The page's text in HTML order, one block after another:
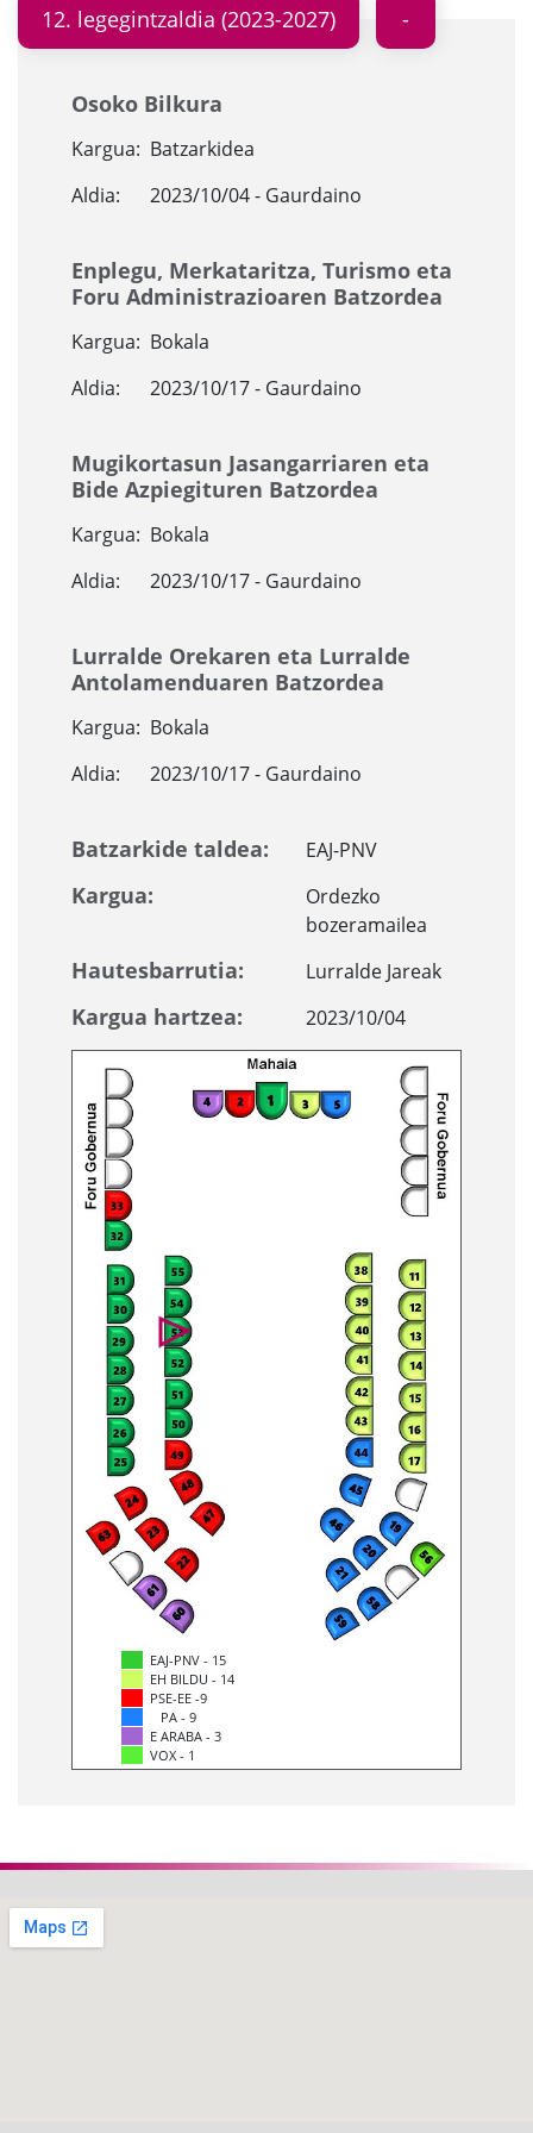
12. legegintzaldia (2023-2027)
Osoko Bilkura
Kargua: Batzarkidea
Aldia:
2023/10/04 - Gaurdaino
Enplegu, Merkataritza, Turismo eta
Foru Administrazioaren Batzordea
Kargua: Bokala
Aldia:
2023/10/17 - Gaurdaino
Mugikortasun Jasangarriaren eta
Bide Azpiegituren Batzordea
Kargua: Bokala
Aldia:
2023/10/17 - Gaurdaino
Lurralde Orekaren eta Lurralde
Antolamenduaren Batzordea
Kargua: Bokala
Aldia:
2023/10/17 - Gaurdaino
Batzarkide taldea: EAJ-PNV
Kargua:
Ordezko
bozeramailea
Hautesbarrutia: Lurralde Jareak
Kargua hartzea: 2023/10/04
EAJ-PNV - 15
EH BILDU - 14
PSE-EE -9
PA - 9
E ARABA - 3
VOX - 1